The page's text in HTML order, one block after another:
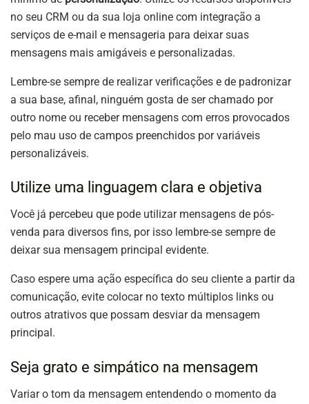
no seu CRM ou da sua loja online com integração a
serviços de e-mail e mensageria para deixar suas
mensagens mais amigáveis e personalizadas.
Lembre-se sempre de realizar verificações e de padronizar
a sua base, afinal, ninguém gosta de ser chamado por
outro nome ou receber mensagens com erros provocados
pelo mau uso de campos preenchidos por variáveis
personalizáveis.
Utilize uma linguagem clara e objetiva
Você já percebeu que pode utilizar mensagens de pós-
venda para diversos fins, por isso lembre-se sempre de
deixar sua mensagem principal evidente.
Caso espere uma ação específica do seu cliente a partir da
comunicação, evite colocar no texto múltiplos links ou
outros atrativos que possam desviar da mensagem
principal.
Seja grato e simpático na mensagem
Variar o tom da mensagem entendendo o momento da